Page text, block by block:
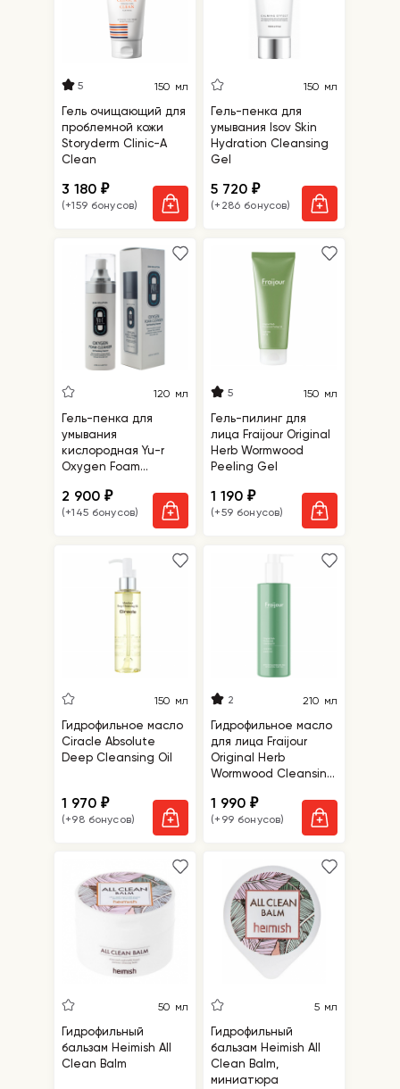
5 150 мл
Гель очищающий для
проблемной кожи
Storyderm Clinic-A
Clean
3 180₽
(+159 бонусов)
150 мл
Гель-пенка для
умывания Isov Skin
Hydration Cleansing
Gel
5 720₽
(+286 бонусов)
120 мл
Гель-пенка для
умывания
кислородная Yu-r
Oxygen Foam
2 900₽
(+145 бонусов)
5 150 мл
Гель-пилинг для
лица Fraijour Original
Herb Wormwood
Peeling Gel
1 190₽
(+59 бонусов)
150 мл
Гидрофильное масло
Ciracle Absolute
Deep Cleansing Oil
1 970₽
(+98 бонусов)
2 210 мл
Гидрофильное масло
для лица Fraijour
Original Herb
Wormwood Cleansing
1 990₽
(+99 бонусов)
50 мл
Гидрофильный
бальзам Heimish All
Clean Balm
5 мл
Гидрофильный
бальзам Heimish All
Clean Balm,
миниатюра